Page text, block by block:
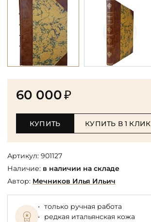
60 000₽
КУПИТЬ КУПИТЬ В 1 КЛИК
Артикул: 901127
Наличие: в наличии на складе
Автор: Мечников Илья Ильич
только ручная работа
редкая итальянская кожа